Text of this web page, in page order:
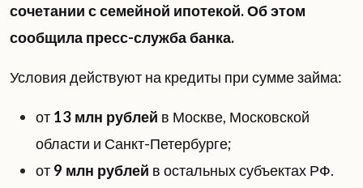
сочетании с семейной ипотекой. Об этом
сообщила пресс-служба банка.
Условия действуют на кредиты при сумме займа:
от 13 млн рублей в Москве, Московской
области и Санкт-Петербурге;
от 9 млн рублей в остальных субъектах РФ.